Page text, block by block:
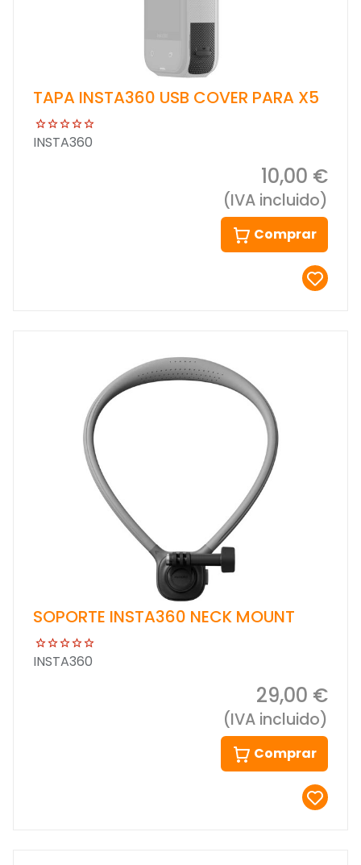
TAPA INSTA360 USB COVER PARA X5
INSTA360
10,00 €
(IVA incluido)
Comprar
SOPORTE INSTA360 NECK MOUNT
INSTA360
29,00 €
(IVA incluido)
Comprar